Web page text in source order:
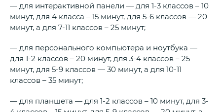
— для интерактивной панели — для 1-3 классов – 10
минут, для 4 класса – 15 минут, для 5-6 классов — 20
минут, а для 7-11 классов – 25 минут;
— для персонального компьютера и ноутбука —
для 1-2 классов – 20 минут, для 3-4 классов – 25
минут, для 5-9 классов — 30 минут, а для 10-11
классов – 35 минут;
— для планшета — для 1-2 классов – 10 минут, для 3-